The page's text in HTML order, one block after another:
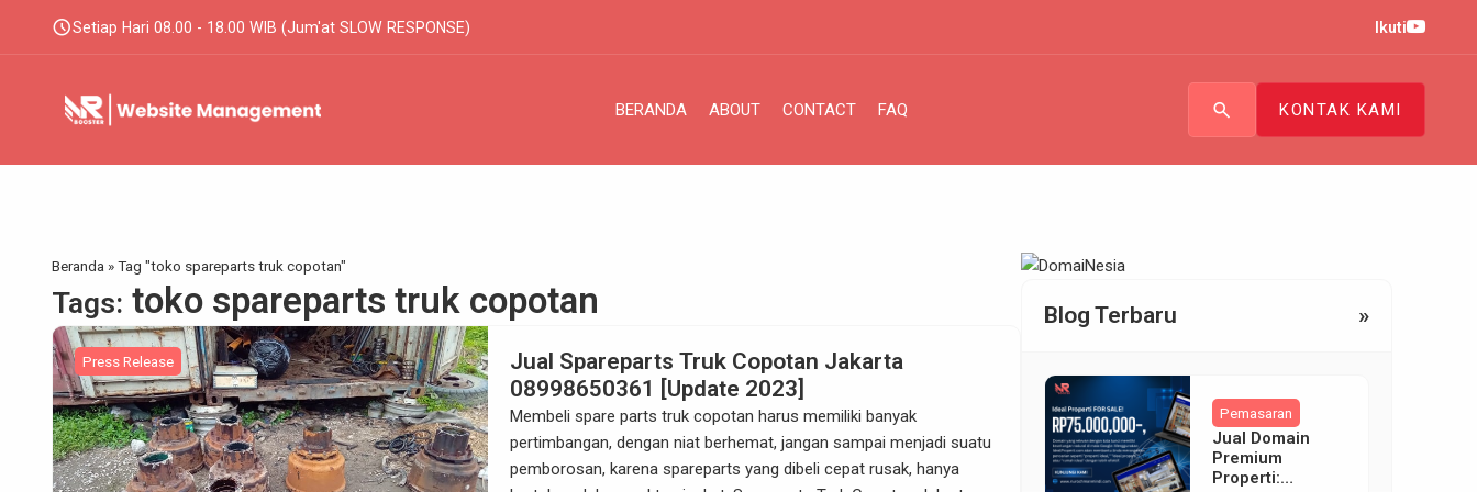
scheduleSetiap Hari 08.00 - 18.00 WIB (Jum'at SLOW RESPONSE) Ikuti
BERANDA ABOUT CONTACT FAQ search KONTAK KAMI
Beranda »Tag "toko spareparts truk copotan"
Tags: toko spareparts truk copotan
Press Release
Jual Spareparts Truk Copotan Jakarta
08998650361 [Update 2023]
Membeli spare parts truk copotan harus memiliki banyak
pertimbangan, dengan niat berhemat, jangan sampai menjadi suatu
pemborosan, karena spareparts yang dibeli cepat rusak, hanya
Blog Terbaru »
Pemasaran
Jual Domain
Premium
Properti: